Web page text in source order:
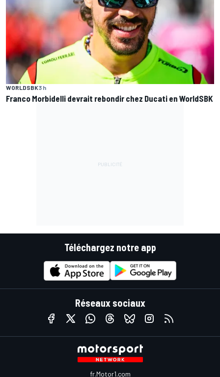
WORLDSBK3 h
Franco Morbidelli devrait rebondir chez Ducati en WorldSBK
Téléchargez notre app
Réseaux sociaux
fr.Motor1.com